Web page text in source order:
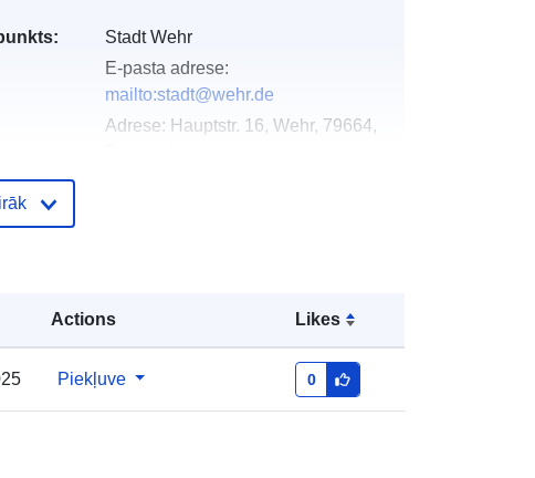
Actions Likes
Piekļuve 0
Stadt Wehr
E-pasta adrese:
mailto:stadt@wehr.de
Adrese: Hauptstr. 16, Wehr, 79664,
25 July 2026
vieta:
Koordinātes:
47.5844776 ], [ 7.9117903,